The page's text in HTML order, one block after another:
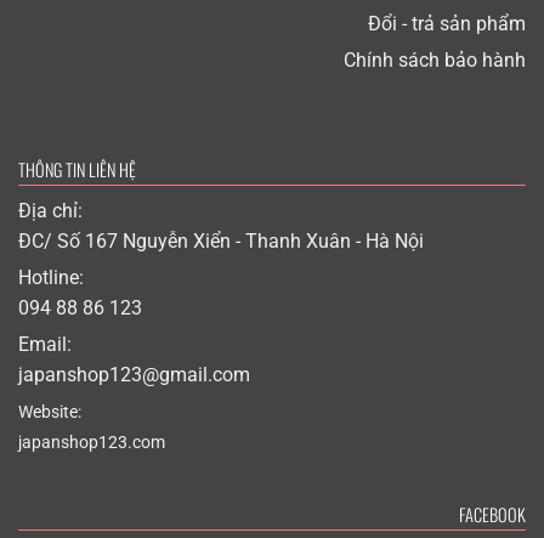
Đổi - trả sản phẩm
Chính sách bảo hành
THÔNG TIN LIÊN HỆ
Địa chỉ:
ĐC/ Số 167 Nguyễn Xiển - Thanh Xuân - Hà Nội
Hotline:
094 88 86 123
Email:
japanshop123@gmail.com
Website:
japanshop123.com
FACEBOOK